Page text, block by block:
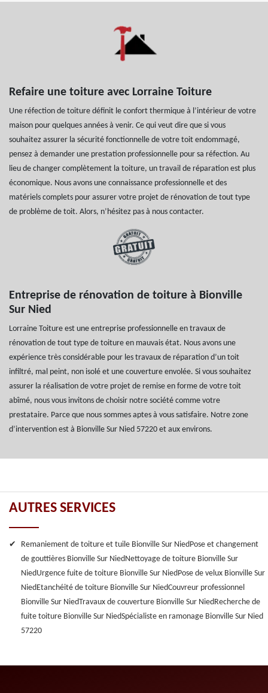
Refaire une toiture avec Lorraine Toiture
Une réfection de toiture définit le confort thermique à l’intérieur de votre
maison pour quelques années à venir. Ce qui veut dire que si vous
souhaitez assurer la sécurité fonctionnelle de votre toit endommagé,
pensez à demander une prestation professionnelle pour sa réfection. Au
lieu de changer complètement la toiture, un travail de réparation est plus
économique. Nous avons une connaissance professionnelle et des
matériels complets pour assurer votre projet de rénovation de tout type
de problème de toit. Alors, n’hésitez pas à nous contacter.
Entreprise de rénovation de toiture à Bionville
Sur Nied
Lorraine Toiture est une entreprise professionnelle en travaux de
rénovation de tout type de toiture en mauvais état. Nous avons une
expérience très considérable pour les travaux de réparation d’un toit
infiltré, mal peint, non isolé et une couverture envolée. Si vous souhaitez
assurer la réalisation de votre projet de remise en forme de votre toit
abîmé, nous vous invitons de choisir notre société comme votre
prestataire. Parce que nous sommes aptes à vous satisfaire. Notre zone
d’intervention est à Bionville Sur Nied 57220 et aux environs.
AUTRES SERVICES
Remaniement de toiture et tuile Bionville Sur NiedPose et changement
de gouttières Bionville Sur NiedNettoyage de toiture Bionville Sur
NiedUrgence fuite de toiture Bionville Sur NiedPose de velux Bionville Sur
NiedEtanchéité de toiture Bionville Sur NiedCouvreur professionnel
Bionville Sur NiedTravaux de couverture Bionville Sur NiedRecherche de
fuite toiture Bionville Sur NiedSpécialiste en ramonage Bionville Sur Nied
57220